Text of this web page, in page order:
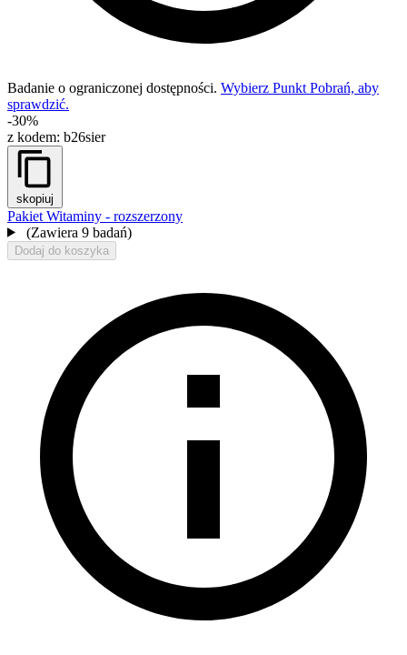
Badanie o ograniczonej dostępności. Wybierz Punkt Pobrań, aby
sprawdzić.
-30%
z kodem: b26sier
skopiuj
Pakiet Witaminy - rozszerzony
(Zawiera 9 badań)
Dodaj do koszyka